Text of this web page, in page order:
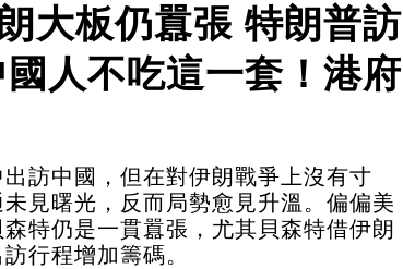
大板仍囂張 特朗普訪
人不吃這一套！港府
訪中國，但在對伊朗戰爭上沒有寸
見曙光，反而局勢愈見升溫。偏偏美
特仍是一貫囂張，尤其貝森特借伊朗
行程增加籌碼。